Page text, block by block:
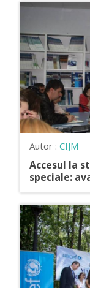
Autor : CIJM
Accesul la
speciale: